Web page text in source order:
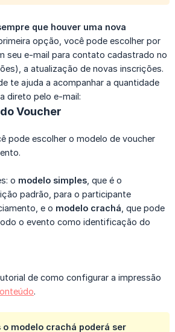
que houver uma nova
opção, você pode escolher por
seu e-mail para contato cadastrado no
a atualização de novas inscrições.
te ajuda a acompanhar a quantidade
direto pelo e-mail:
Voucher
pode escolher o modelo de voucher
o modelo simples , que é o
padrão, para o participante
e o modelo crachá , que pode
o evento como identificação do
de como configurar a impressão
.
o modelo crachá poderá ser